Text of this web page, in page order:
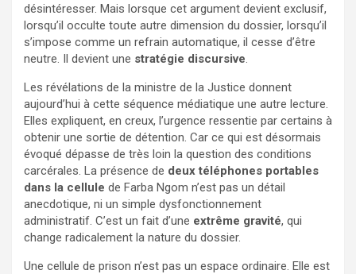
désintéresser. Mais lorsque cet argument devient exclusif,
lorsqu’il occulte toute autre dimension du dossier, lorsqu’il
s’impose comme un refrain automatique, il cesse d’être
neutre. Il devient une stratégie discursive
Les révélations de la ministre de la Justice donnent
aujourd’hui à cette séquence médiatique une autre lecture.
Elles expliquent, en creux, l’urgence ressentie par certains à
obtenir une sortie de détention. Car ce qui est désormais
évoqué dépasse de très loin la question des conditions
carcérales. La présence de deux téléphones portables
dans la cellule de Farba Ngom n’est pas un détail
anecdotique, ni un simple dysfonctionnement
administratif. C’est un fait d’une extrême gravité, qui
change radicalement la nature du dossier.
Une cellule de prison n’est pas un espace ordinaire. Elle est